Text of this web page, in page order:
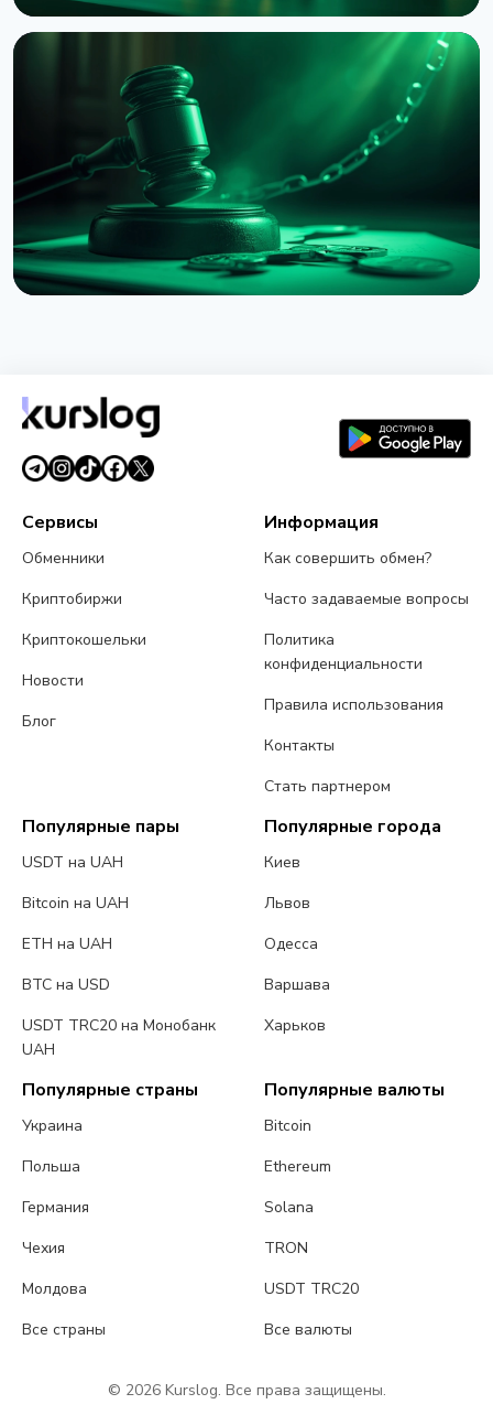
Взлом Coldcard достиг $114 миллионов:
четвёртая волна атаки и предупреждение CZ
3 августа 2026 г. 5 мин чтения
2 августа 2026 г.
Сервисы
Обменники
Криптобиржи
Криптокошельки
Новости
Блог
Информация
Как совершить обмен?
Часто задаваемые вопросы
Политика
конфиденциальности
Правила использования
Контакты
Стать партнером
Популярные пары
USDT на UAH
Bitcoin на UAH
ETH на UAH
BTC на USD
USDT TRC20 на Монобанк
UAH
Популярные города
Киев
Львов
Одесса
Варшава
Харьков
Популярные страны
Украина
Польша
Германия
Чехия
Молдова
Все страны
Популярные валюты
Bitcoin
Ethereum
Solana
TRON
USDT TRC20
Все валюты
© 2026 Kurslog. Все права защищены.